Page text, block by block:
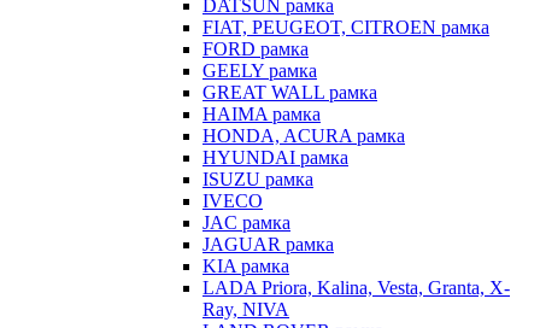
DATSUN рамка
FIAT, PEUGEOT, CITROEN рамка
FORD рамка
GEELY рамка
GREAT WALL рамка
HAIMA рамка
HONDA, ACURA рамка
HYUNDAI рамка
ISUZU рамка
IVECO
JAC рамка
JAGUAR рамка
KIA рамка
LADA Priora, Kalina, Vesta, Granta, X-
Ray, NIVA